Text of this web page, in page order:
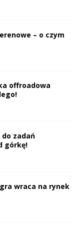
– o czym
offroadowa
zadań
górkę!
wraca na rynek